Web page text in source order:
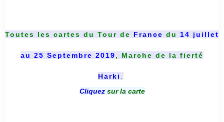
Toutes les cartes du Tour de France du 14 juillet
au 25 Septembre 2019, Marche de la fierté
Harki
Cliquez sur la carte